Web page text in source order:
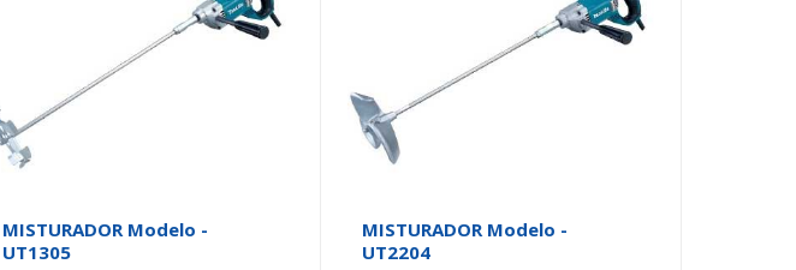
MISTURADOR Modelo -
UT1305
MISTURADOR Modelo -
UT2204